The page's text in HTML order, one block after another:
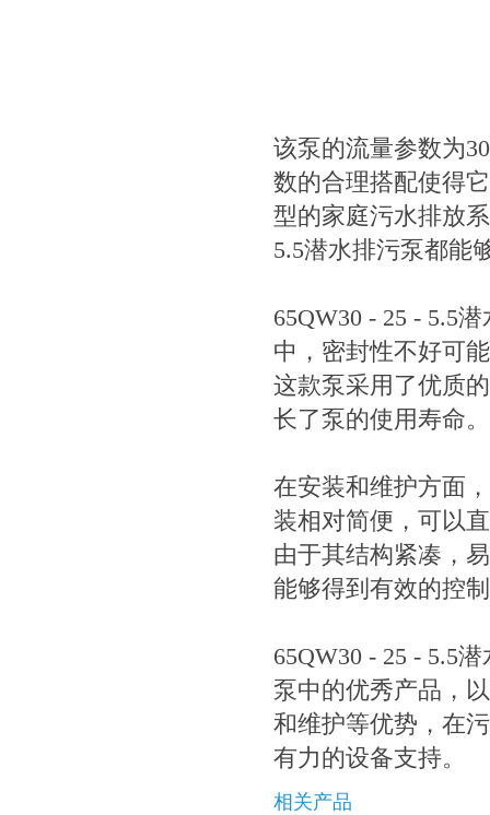
该泵的流量参数为
数的合理搭配使得
型的家庭污水排放
5.5潜水排污泵都能
65QW30 - 25 - 5.5
中，密封性不好可
这款泵采用了优质
长了泵的使用寿命。
在安装和维护方面
装相对简便，可以
由于其结构紧凑，
能够得到有效的控
65QW30 - 25 - 5.5
泵中的优秀产品，
和维护等优势，在
有力的设备支持。
相关产品